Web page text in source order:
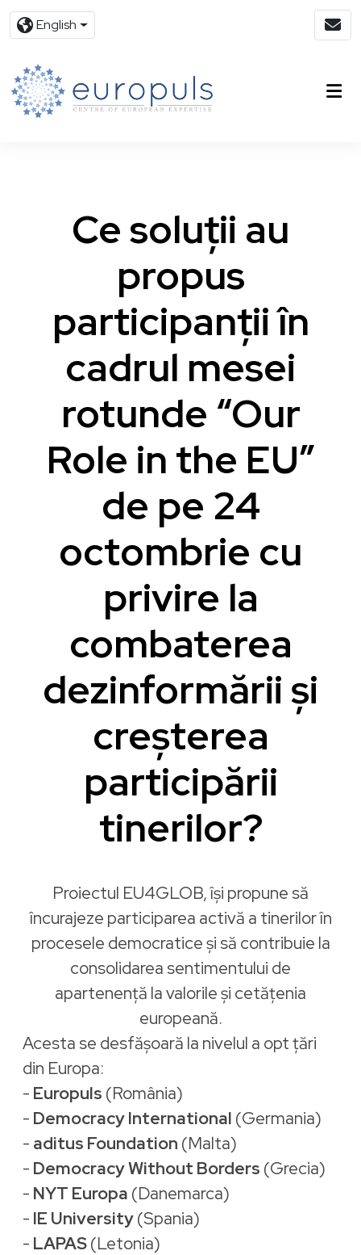
English
Ce soluții au
propus
participanții în
cadrul mesei
rotunde “Our
Role in the EU”
de pe 24
octombrie cu
privire la
combaterea
dezinformării și
creșterea
participării
tinerilor?
Proiectul EU4GLOB, își propune să
încurajeze participarea activă a tinerilor în
procesele democratice și să contribuie la
consolidarea sentimentului de
apartenență la valorile și cetățenia
europeană.
Acesta se desfășoară la nivelul a opt țări
din Europa:
- Europuls (România)
- Democracy International (Germania)
- aditus Foundation (Malta)
- Democracy Without Borders (Grecia)
- NYT Europa (Danemarca)
- IE University(Spania)
- LAPAS(Letonia)